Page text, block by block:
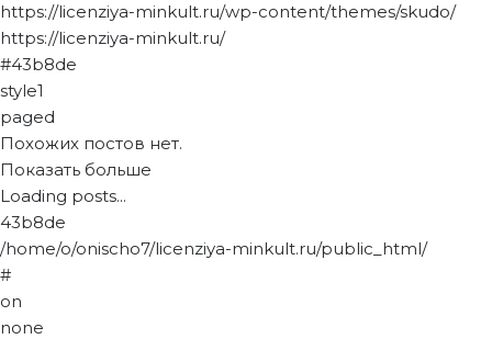
https://licenziya-minkult.ru/wp-content/themes/skudo/
https://licenziya-minkult.ru/
#43b8de
style1
paged
Похожих постов нет.
Показать больше
Loading posts...
43b8de
/home/o/onischo7/licenziya-minkult.ru/public_html/
#
on
none